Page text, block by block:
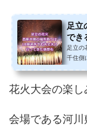
足立
でき
足立の
千住側
花火大会の楽し
会場である河